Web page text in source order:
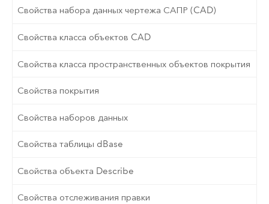
Свойства набора данных чертежа САПР (CAD)
Свойства класса объектов CAD
Свойства класса пространственных объектов покрытия
Свойства покрытия
Свойства наборов данных
Свойства таблицы dBase
Свойства объекта Describe
Свойства отслеживания правки